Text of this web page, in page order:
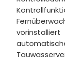
vorinstalliert